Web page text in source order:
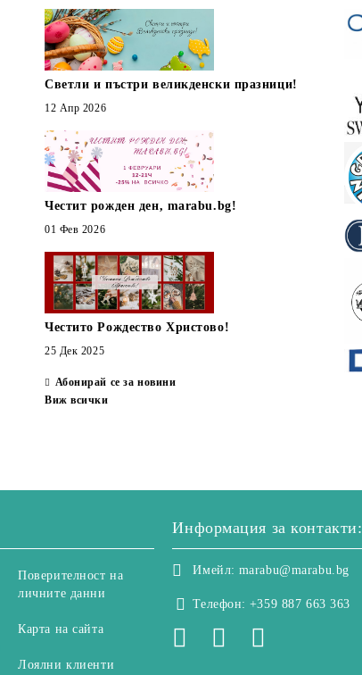
Светли и пъстри великденски празници!
12 Апр 2026
Честит рожден ден, marabu.bg!
01 Фев 2026
Честито Рождество Христово!
25 Дек 2025
Абонирай се за новини
Виж всички
Поверителност на
личните данни
Карта на сайта
Лоялни клиенти
Информация за контакти:
Имейл: marabu@marabu.bg
Телефон: +359 887 663 363